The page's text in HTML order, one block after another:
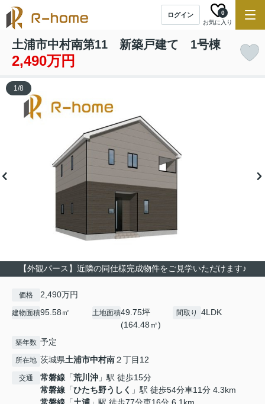
ログイン
お気に入り
0
土浦市中村南第11 新築戸建て 1号棟
2,490万円
【外観パース】近隣の同仕様完成物件をご見学いただけます♪
1/8
価格 2,490万円
建物面積95.58㎡ 土地面積49.75坪
(164.48㎡)
間取り 4LDK
築年数 予定
所在地 茨城県土浦市中村南２丁目12
交通 常磐線 「荒川沖 」駅 徒歩15分
常磐線 「ひたち野うしく 」駅 徒歩54分車11分 4.3km